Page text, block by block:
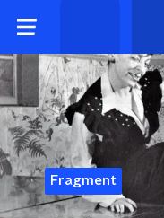
Fragment